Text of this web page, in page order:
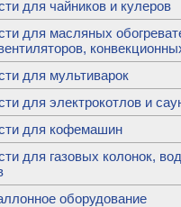
для чайников и кулеров
для масляных
для мультиварок
для электрокотлов и
для кофемашин
для газовых колонок,
оборудование